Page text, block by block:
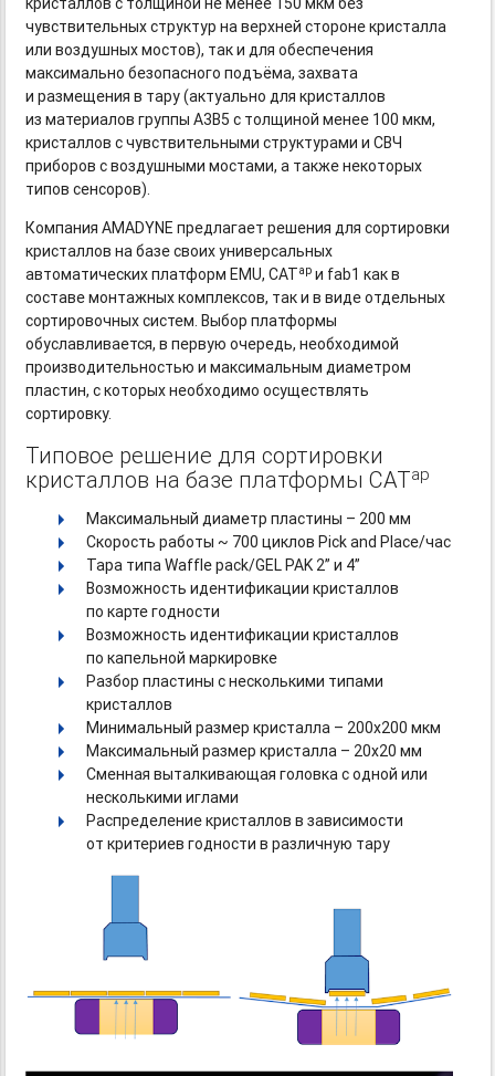
чувствительных структур на верхней стороне кристалла
или воздушных мостов), так и для обеспечения
максимально безопасного подъёма, захвата
и размещения в тару (актуально для кристаллов
из материалов группы A3B5 с толщиной менее 100 мкм,
кристаллов с чувствительными структурами и СВЧ
приборов с воздушными мостами, а также некоторых
типов сенсоров).
Компания AMADYNE предлагает решения для сортировки
кристаллов на базе своих универсальных
автоматических платформ EMU, CATap и fab1 как в
составе монтажных комплексов, так и в виде отдельных
сортировочных систем. Выбор платформы
обуславливается, в первую очередь, необходимой
производительностью и максимальным диаметром
пластин, с которых необходимо осуществлять
сортировку.
Типовое решение для сортировки
кристаллов на базе платформы CATap
Максимальный диаметр пластины – 200 мм
Скорость работы ~ 700 циклов Pick and Place/час
Тара типаWaffle pack/GEL PAK 2” и 4”
Возможность идентификации кристаллов
по карте годности
Возможность идентификации кристаллов
по капельной маркировке
Разбор пластины с несколькими типами
кристаллов
Минимальный размер кристалла – 200х200 мкм
Максимальный размер кристалла – 20х20 мм
Сменная выталкивающая головка с одной или
несколькими иглами
Распределение кристаллов в зависимости
от критериев годности в различную тару